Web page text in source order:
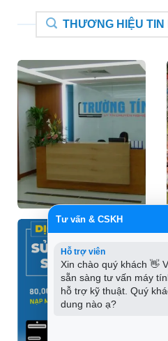
THƯƠNG HIỆU TIN
Tư vấn & CSKH
Hỗ trợ viên
Xin chào quý khách 👋
sẵn sàng tư vấn máy
hỗ trợ kỹ thuật. Quý
dung nào ạ?